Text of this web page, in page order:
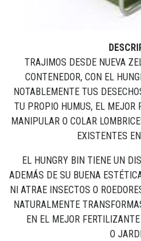
TRAJIMOS DESDE NUEVA
CONTENEDOR, CON EL
NOTABLEMENTE TUS
TU PROPIO HUMUS, EL MEJOR
MANIPULAR O COLAR
EXISTENTES
EL HUNGRY BIN TIENE UN
ADEMÁS DE SU BUENA
NI ATRAE INSECTOS O
NATURALMENTE
EN EL MEJOR
O